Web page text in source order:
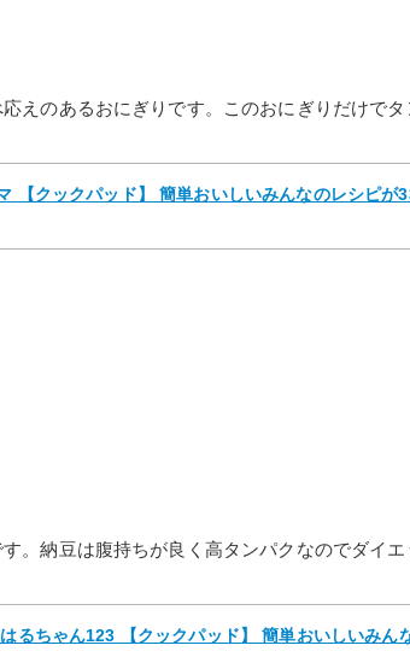
えのあるおにぎりです。このおにぎりだけでタ
クックパッド】 簡単おいしいみんなのレシピが
。納豆は腹持ちが良く高タンパクなのでダイエ
ちゃん123 【クックパッド】 簡単おいしいみん